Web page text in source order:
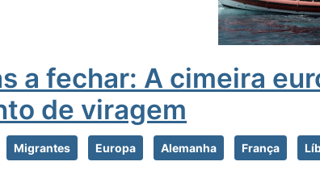
a fechar: A cimeira
de viragem
Migrantes Europa Alemanha França